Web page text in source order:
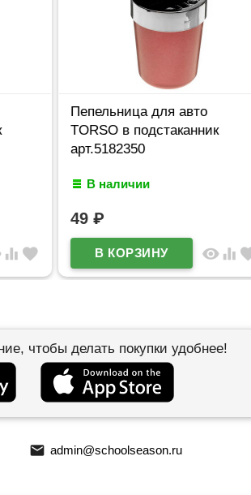
для авто
в подстаканник
visibilityequalizerfavorite
чтобы делать покупки удобнее!
email admin@schoolseason.ru